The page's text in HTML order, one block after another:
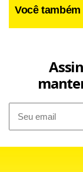
Um assalto a
Você